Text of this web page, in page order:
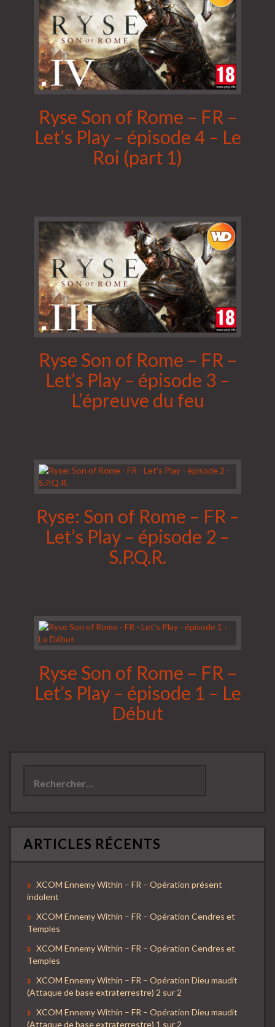
Ryse Son of Rome – FR –
Let’s Play – épisode 4 – Le
Roi (part 1)
Ryse Son of Rome – FR –
Let’s Play – épisode 3 –
L’épreuve du feu
Ryse: Son of Rome – FR –
Let’s Play – épisode 2 –
S.P.Q.R.
Ryse Son of Rome – FR –
Let’s Play – épisode 1 – Le
Début
ARTICLES RÉCENTS
XCOM Ennemy Within – FR – Opération présent
indolent
XCOM Ennemy Within – FR – Opération Cendres et
Temples
XCOM Ennemy Within – FR – Opération Cendres et
Temples
XCOM Ennemy Within – FR – Opération Dieu maudit
(Attaque de base extraterrestre) 2 sur 2
XCOM Ennemy Within – FR – Opération Dieu maudit
(Attaque de base extraterrestre) 1 sur 2